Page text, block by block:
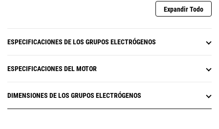
Expandir Todo
ESPECIFICACIONES DE LOS GRUPOS ELECTRÓGENOS
ESPECIFICACIONES DEL MOTOR
DIMENSIONES DE LOS GRUPOS ELECTRÓGENOS